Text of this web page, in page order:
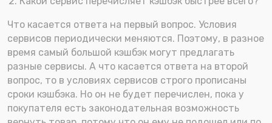
Что касается ответа на первый вопрос. Условия
сервисов периодически меняются. Поэтому, в разное
время самый большой кэшбэк могут предлагать
разные сервисы. А что касается ответа на второй
вопрос, то в условиях сервисов строго прописаны
сроки кэшбэка. Но он не будет перечислен, пока у
покупателя есть законодательная возможность